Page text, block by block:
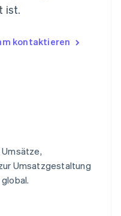
ist.
kontaktieren
Umsätze,
Umsatzgestaltung